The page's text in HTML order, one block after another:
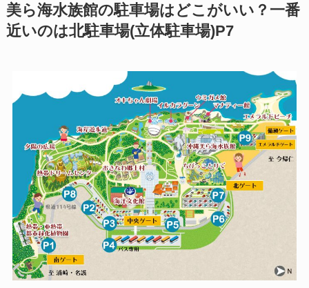
美ら海水族館の駐車場はどこがいい？一番
近いのは北駐車場(立体駐車場)P7